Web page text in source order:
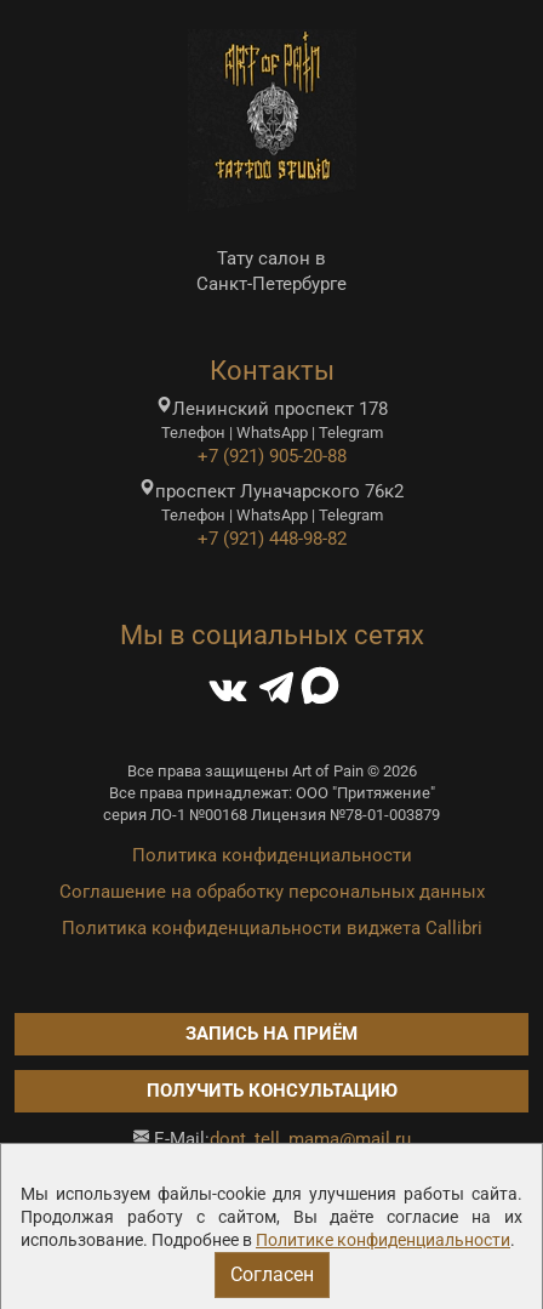
Мы используем файлы-cookie для улучшения работы сайта.
Продолжая работу с сайтом, Вы даёте согласие на их
использование. Подробнее в Политике конфиденциальности.
Согласен
Тату салон в
Санкт-Петербурге
Контакты
Ленинский проспект 178
Телефон | WhatsApp | Telegram
+7 (921) 905-20-88
проспект Луначарского 76к2
Телефон | WhatsApp | Telegram
+7 (921) 448-98-82
Мы в социальных сетях
Все права защищены Art of Pain © 2026
Все права принадлежат: ООО "Притяжение"
серия ЛО-1 №00168 Лицензия №78-01-003879
Политика конфиденциальности
Соглашение на обработку персональных данных
Политика конфиденциальности виджета Callibri
ЗАПИСЬ НА ПРИЁМ
ПОЛУЧИТЬ КОНСУЛЬТАЦИЮ
E-Mail:dont_tell_mama@mail.ru